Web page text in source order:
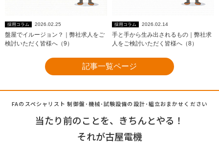
採用コラム 2026.02.25
盤屋でイルージョン？｜弊社求人をご
検討いただく皆様へ（9）
採用コラム 2026.02.14
手と手から生み出されるもの｜弊社求
人をご検討いただく皆様へ（8）
記事一覧ページ
FAのスペシャリスト 制御盤･機械･試験設備の設計･組立おまかせください
当たり前のことを、きちんとやる！
それが古屋電機